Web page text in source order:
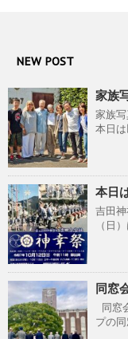
NEW POST
家族
家族
本日
本日
吉田
（日
同窓
同窓
プの